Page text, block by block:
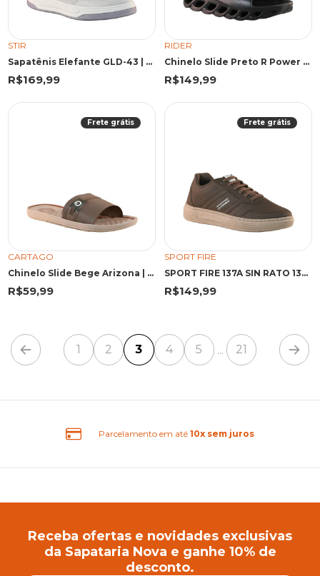
STIR
Sapatênis Elefante GLD-43 | Stir
R$169,99
RIDER
Chinelo Slide Preto R Power Lite | Rider
R$149,99
Frete grátis
CARTAGO
Chinelo Slide Bege Arizona | Cartago
R$59,99
Frete grátis
SPORT FIRE
SPORT FIRE 137A SIN RATO 137A RATO
R$149,99
1 2 3 4 5 ... 21
Parcelamento em até10x sem juros
Receba ofertas e novidades exclusivas
da Sapataria Nova e ganhe 10% de
desconto.